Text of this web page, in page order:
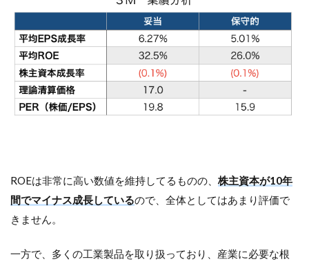
ROEは非常に高い数値を維持してるものの、 株主資本が10年
間でマイナス成長しているので、全体としてはあまり評価で
きません。
一方で、多くの工業製品を取り扱っており、産業に必要な根